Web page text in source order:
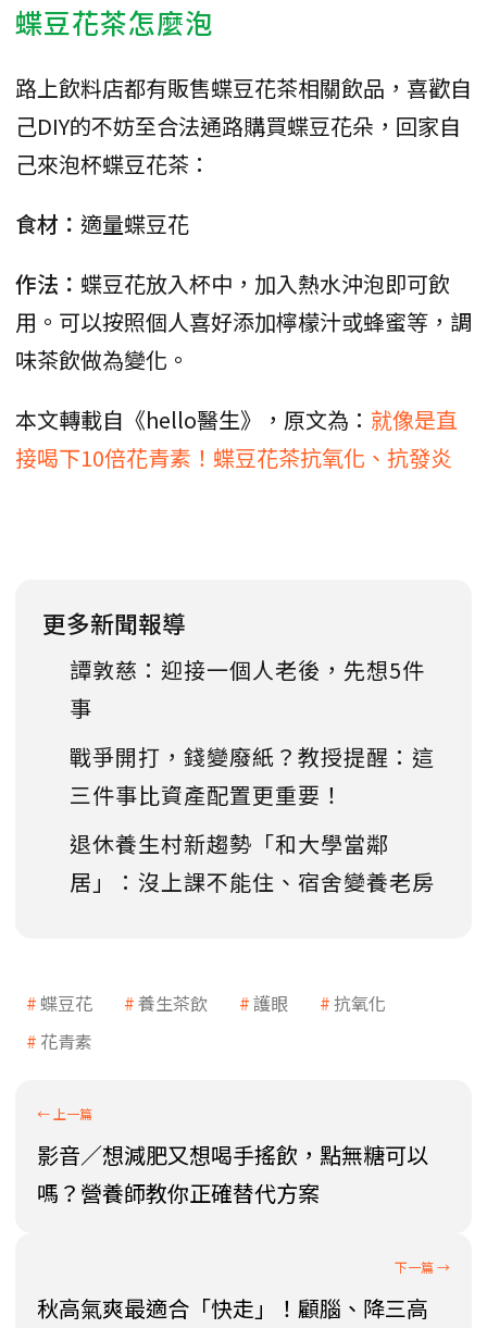
蝶豆花茶怎麼泡
路上飲料店都有販售蝶豆花茶相關飲品，喜歡自
己DIY的不妨至合法通路購買蝶豆花朵，回家自
己來泡杯蝶豆花茶：
食材： 適量蝶豆花
作法： 蝶豆花放入杯中，加入熱水沖泡即可飲
用。可以按照個人喜好添加檸檬汁或蜂蜜等，調
味茶飲做為變化。
本文轉載自《hello醫生》，原文為： 就像是直
接喝下10倍花青素！蝶豆花茶抗氧化、抗發炎
更多新聞報導
譚敦慈：迎接一個人老後，先想5件
事
戰爭開打，錢變廢紙？教授提醒：這
三件事比資產配置更重要！
退休養生村新趨勢「和大學當鄰
居」：沒上課不能住、宿舍變養老房
蝶豆花 養生茶飲 護眼
抗氧化
花青素
影音／想減肥又想喝手搖飲，點無糖可以
嗎？營養師教你正確替代方案
秋高氣爽最適合「快走」！顧腦、降三高